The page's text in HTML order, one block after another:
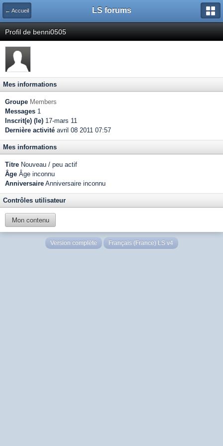
← Accueil LS forums
Profil de benni0505
Mes informations
Groupe Members
Messages 1
Inscrit(e) (le) 17-mars 11
Dernière activité avril 08 2011 07:57
Mes informations
Titre Nouveau / peu actif
Âge Âge inconnu
Anniversaire Anniversaire inconnu
Contrôles utilisateur
Mon contenu
Version complète Français (France) LS v4